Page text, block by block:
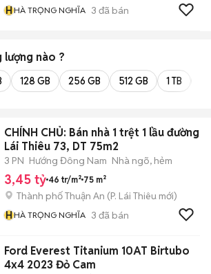
HHÀ TRỌNG NGHĨA 3 đã bán
lượng nào ?
128 GB 256 GB 512 GB 1 TB
CHÍNH CHỦ: Bán nhà 1 trệt 1 lầu đường
Lái Thiêu 73, DT 75m2
3 PN Hướng Đông Nam Nhà ngõ, hẻm
3,45 tỷ 46 tr/m² 75 m²
Thành phố Thuận An (P. Lái Thiêu mới)
HHÀ TRỌNG NGHĨA 3 đã bán
Ford Everest Titanium 10AT Birtubo
4x4 2023 Đỏ Cam